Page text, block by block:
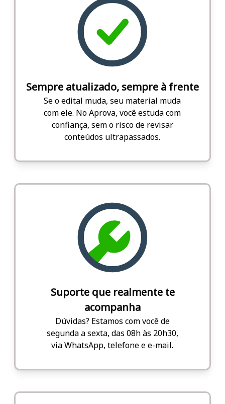
Sempre atualizado, sempre à frente
Se o edital muda, seu material muda
com ele. No Aprova, você estuda com
confiança, sem o risco de revisar
conteúdos ultrapassados.
Suporte que realmente te
acompanha
Dúvidas? Estamos com você de
segunda a sexta, das 08h às 20h30,
via WhatsApp, telefone e e-mail.